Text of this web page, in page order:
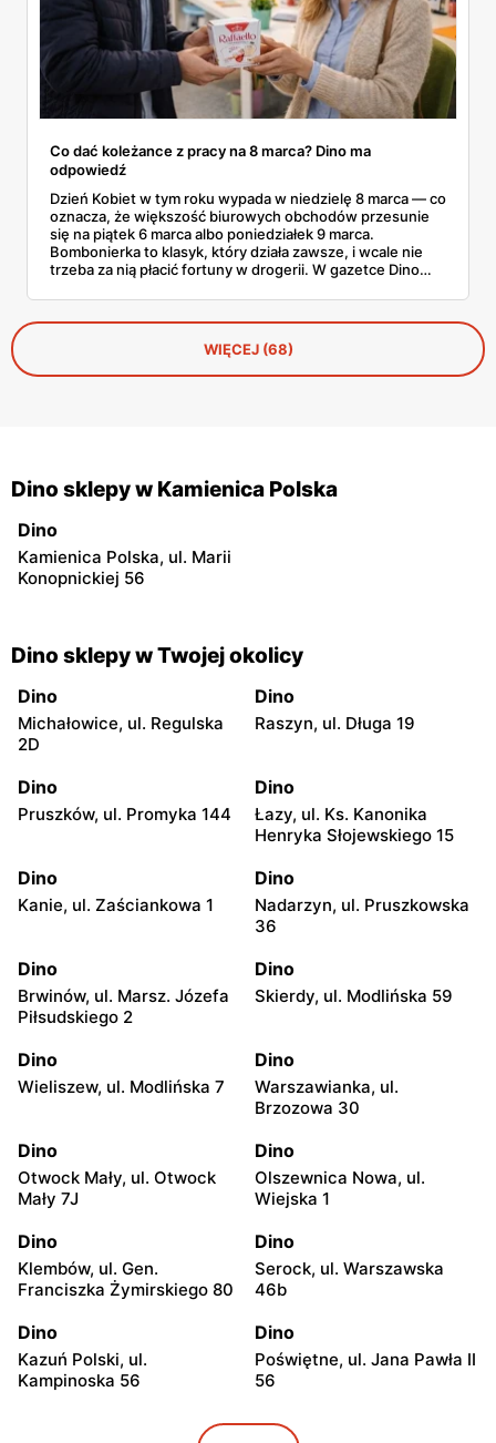
Co dać koleżance z pracy na 8 marca? Dino ma
odpowiedź
Dzień Kobiet w tym roku wypada w niedzielę 8 marca — co
oznacza, że większość biurowych obchodów przesunie
się na piątek 6 marca albo poniedziałek 9 marca.
Bombonierka to klasyk, który działa zawsze, i wcale nie
trzeba za nią płacić fortuny w drogerii. W gazetce Dino
Rocher, Lindora i kilka innych markowych propozycji w
cenach, które robią różnicę. Zdążysz spokojnie — masz
WIĘCEJ (68)
Dino sklepy w Kamienica Polska
Dino
Kamienica Polska, ul. Marii
Konopnickiej 56
Dino sklepy w Twojej okolicy
Dino
Michałowice, ul. Regulska
2D
Dino
Raszyn, ul. Długa 19
Dino
Pruszków, ul. Promyka 144
Dino
Łazy, ul. Ks. Kanonika
Henryka Słojewskiego 15
Dino
Kanie, ul. Zaściankowa 1
Dino
Nadarzyn, ul. Pruszkowska
36
Dino
Brwinów, ul. Marsz. Józefa
Piłsudskiego 2
Dino
Skierdy, ul. Modlińska 59
Dino
Wieliszew, ul. Modlińska 7
Dino
Warszawianka, ul.
Brzozowa 30
Dino
Otwock Mały, ul. Otwock
Mały 7J
Dino
Olszewnica Nowa, ul.
Wiejska 1
Dino
Klembów, ul. Gen.
Franciszka Żymirskiego 80
Dino
Serock, ul. Warszawska
46b
Dino
Kazuń Polski, ul.
Kampinoska 56
Dino
Poświętne, ul. Jana Pawła II
56
Dino